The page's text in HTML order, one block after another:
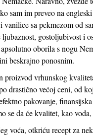
sam im preveo na
sa pekmezom od
gostoljubivost i
oborila s nogu
beskrajno ponosnim.
vrhunskog
drastično većoj ceni, od
pakovanje,
se da će kvalitet, kao
voća, otkriću recept za